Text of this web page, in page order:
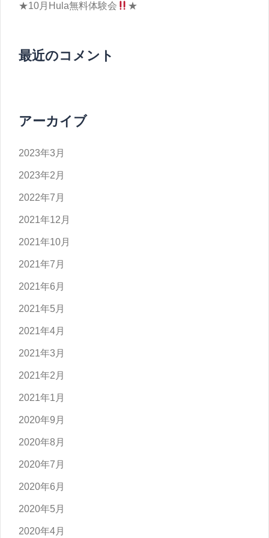
★10月Hula無料体験会 ★
最近のコメント
アーカイブ
2023年3月
2023年2月
2022年7月
2021年12月
2021年10月
2021年7月
2021年6月
2021年5月
2021年4月
2021年3月
2021年2月
2021年1月
2020年9月
2020年8月
2020年7月
2020年6月
2020年5月
2020年4月